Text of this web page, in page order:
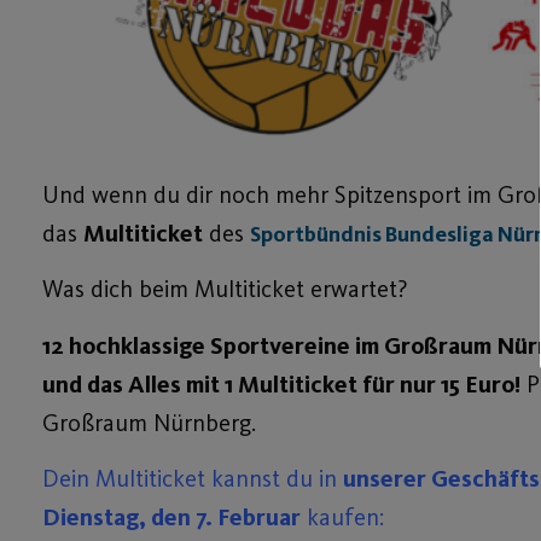
Und wenn du dir noch mehr Spitzensport im
das Multiticket des Sportbündnis Bundesliga
Was dich beim Multiticket erwartet?
12 hochklassige Sportvereine im Großraum
und das Alles mit 1 Multiticket für nur 15 Euro!
Großraum Nürnberg.
Dein Multiticket kannst du in unserer
Dienstag, den 7. Februar kaufen: